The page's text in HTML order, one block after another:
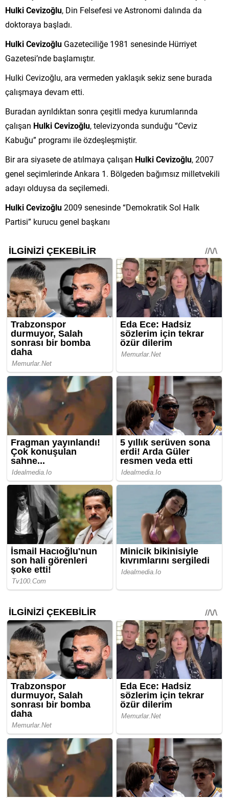
Hulki Cevizoğlu, Din Felsefesi ve Astronomi dalında da
doktoraya başladı.
Hulki Cevizoğlu Gazeteciliğe 1981 senesinde Hürriyet
Gazetesi’nde başlamıştır.
Hulki Cevizoğlu, ara vermeden yaklaşık sekiz sene burada
çalışmaya devam etti.
Buradan ayrıldıktan sonra çeşitli medya kurumlarında
çalışan Hulki Cevizoğlu, televizyonda sunduğu “Ceviz
Kabuğu” programı ile özdeşleşmiştir.
Bir ara siyasete de atılmaya çalışan Hulki Cevizoğlu, 2007
genel seçimlerinde Ankara 1. Bölgeden bağımsız milletvekili
adayı olduysa da seçilemedi.
Hulki Cevizoğlu2009 senesinde “Demokratik Sol Halk
Partisi” kurucu genel başkanı